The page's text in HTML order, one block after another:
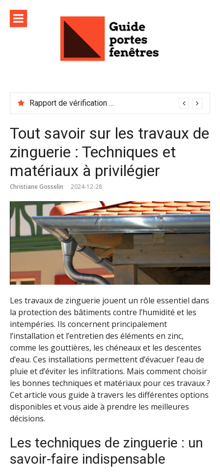
contenu
Rapport de vérification sécurité : à conserver précieusement
Tout savoir sur les travaux de
zinguerie : Techniques et
matériaux à privilégier
Christiane Gosselin 2024-12-28
Les travaux de zinguerie jouent un rôle essentiel dans
la protection des bâtiments contre l’humidité et les
intempéries. Ils concernent principalement
l’installation et l’entretien des éléments en zinc,
comme les gouttières, les chéneaux et les descentes
d’eau. Ces installations permettent d’évacuer l’eau de
pluie et d’éviter les infiltrations. Mais comment choisir
les bonnes techniques et matériaux pour ces travaux ?
Cet article vous guide à travers les différentes options
disponibles et vous aide à prendre les meilleures
décisions.
Les techniques de zinguerie : un
savoir-faire indispensable